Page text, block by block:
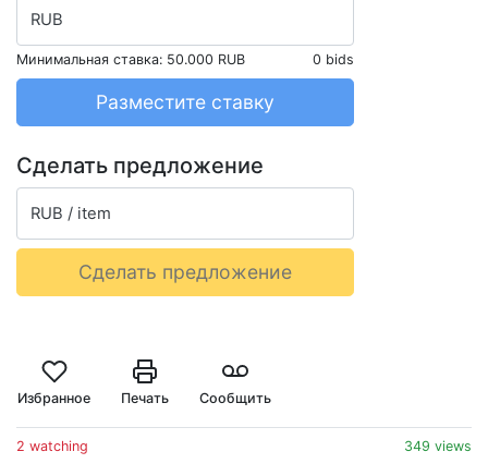
RUB
Минимальная ставка: 50.000 RUB 0 bids
Разместите ставку
Сделать предложение
RUB / item
Сделать предложение
Избранное Печать Сообщить
2 watching 349 views